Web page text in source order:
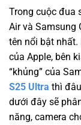
Trong cuộc đua
Air và Samsung
tên nổi bật nhất.
của Apple, bên
“khủng” của
S25 Ultra thì
dưới đây sẽ
năng, camera